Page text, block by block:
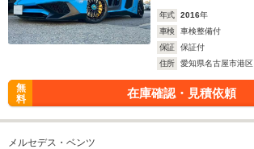
年式 2016年
車検
車検整備付
保証
保証付
住所
愛知県名古屋市港区
無
料
在庫確認・見積依頼
メルセデス・ベンツ